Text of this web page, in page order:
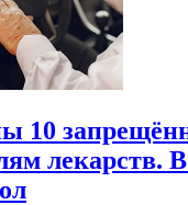
10
лекарств.